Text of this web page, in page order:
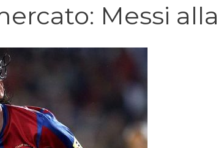
Messi alla